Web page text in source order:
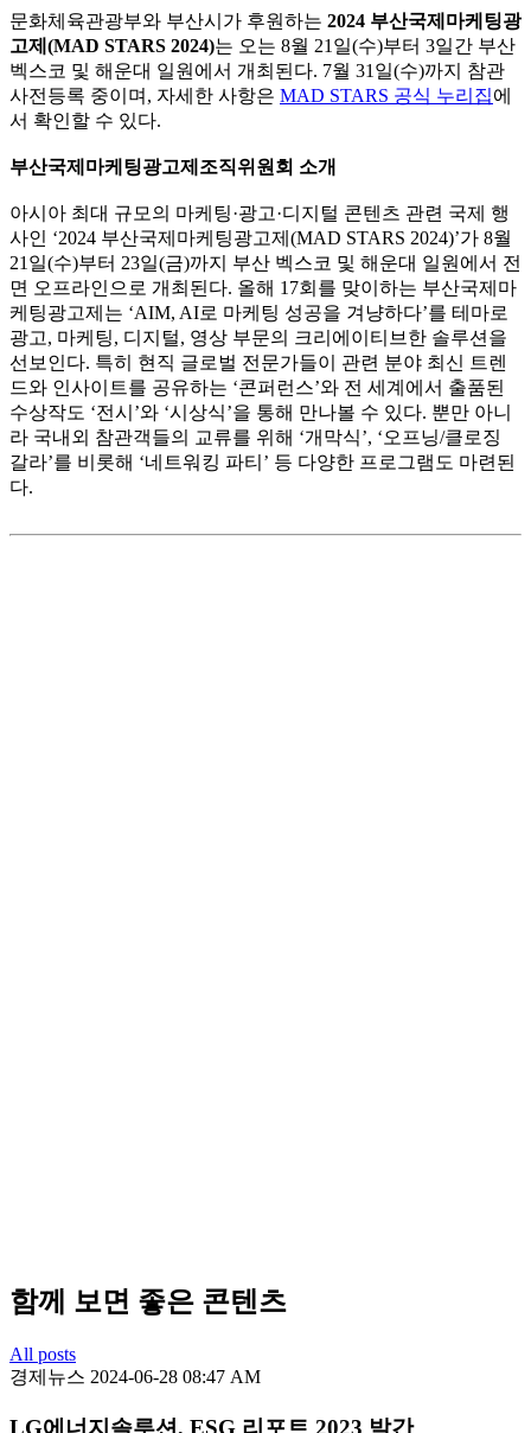
문화체육관광부와 부산시가 후원하는 2024 부산국제마케팅광
고제(MAD STARS 2024)는 오는 8월 21일(수)부터 3일간 부산
벡스코 및 해운대 일원에서 개최된다. 7월 31일(수)까지 참관
사전등록 중이며, 자세한 사항은 MAD STARS 공식 누리집에
서 확인할 수 있다.
부산국제마케팅광고제조직위원회 소개
아시아 최대 규모의 마케팅·광고·디지털 콘텐츠 관련 국제 행
사인 ‘2024 부산국제마케팅광고제(MAD STARS 2024)’가 8월
21일(수)부터 23일(금)까지 부산 벡스코 및 해운대 일원에서 전
면 오프라인으로 개최된다. 올해 17회를 맞이하는 부산국제마
케팅광고제는 ‘AIM, AI로 마케팅 성공을 겨냥하다’를 테마로
광고, 마케팅, 디지털, 영상 부문의 크리에이티브한 솔루션을
선보인다. 특히 현직 글로벌 전문가들이 관련 분야 최신 트렌
드와 인사이트를 공유하는 ‘콘퍼런스’와 전 세계에서 출품된
수상작도 ‘전시’와 ‘시상식’을 통해 만나볼 수 있다. 뿐만 아니
라 국내외 참관객들의 교류를 위해 ‘개막식’, ‘오프닝/클로징
갈라’를 비롯해 ‘네트워킹 파티’ 등 다양한 프로그램도 마련된
다.
함께 보면 좋은 콘텐츠
All posts
경제뉴스 2024-06-28 08:47 AM
LG에너지솔루션, ESG 리포트 2023 발간